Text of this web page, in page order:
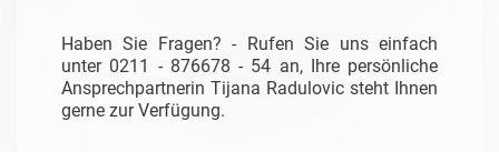
Haben Sie Fragen? - Rufen Sie uns einfach
unter 0211 - 876678 - 54 an, Ihre persönliche
Ansprechpartnerin Tijana Radulovic steht Ihnen
gerne zur Verfügung.